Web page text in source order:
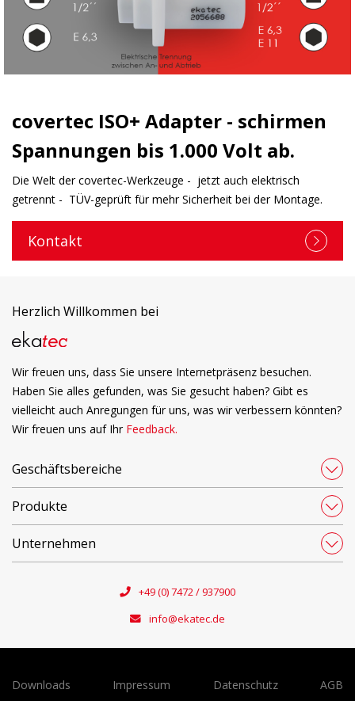
covertec ISO+ Adapter - schirmen
Spannungen bis 1.000 Volt ab.
Die Welt der covertec-Werkzeuge - jetzt auch elektrisch
getrennt - TÜV-geprüft für mehr Sicherheit bei der Montage.
Kontakt
Herzlich Willkommen bei
Wir freuen uns, dass Sie unsere Internetpräsenz besuchen.
Haben Sie alles gefunden, was Sie gesucht haben? Gibt es
vielleicht auch Anregungen für uns, was wir verbessern könnten?
Wir freuen uns auf Ihr Feedback.
Geschäftsbereiche
Produkte
Unternehmen
+49 (0) 7472 / 937900
info@ekatec.de
Downloads Impressum Datenschutz AGB